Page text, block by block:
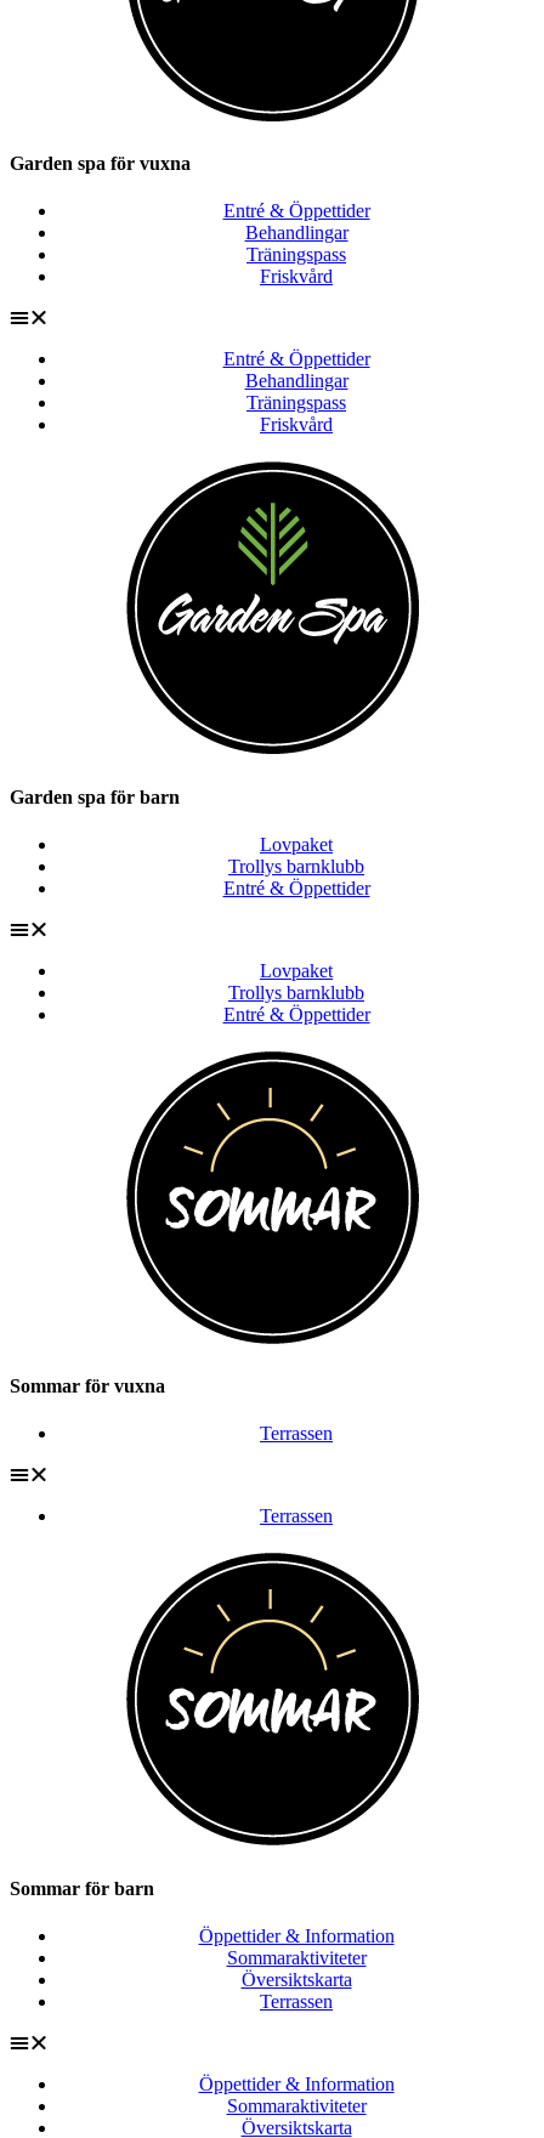
Garden spa för vuxna
Entré & Öppettider
Behandlingar
Träningspass
Friskvård
Entré & Öppettider
Behandlingar
Träningspass
Friskvård
Garden spa för barn
Lovpaket
Trollys barnklubb
Entré & Öppettider
Lovpaket
Trollys barnklubb
Entré & Öppettider
Sommar för vuxna
Terrassen
Terrassen
Sommar för barn
Öppettider & Information
Sommaraktiviteter
Översiktskarta
Terrassen
Öppettider & Information
Sommaraktiviteter
Översiktskarta